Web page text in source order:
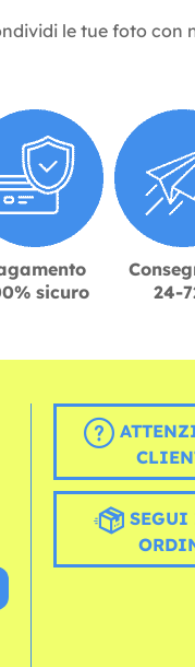
le tue foto con
sicuro
24-
SEGUI